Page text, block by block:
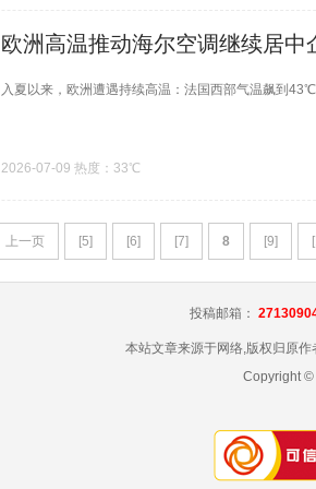
欧洲高温推动海尔空调继续居中
入夏以来，欧洲遭遇持续高温：法国西部气温飙到
2026-07-09 热度：33℃
上一页 [5] [6] [7] 8 [9]
投稿邮箱：
本站文章来源于网络,版权归原
Copyright ©